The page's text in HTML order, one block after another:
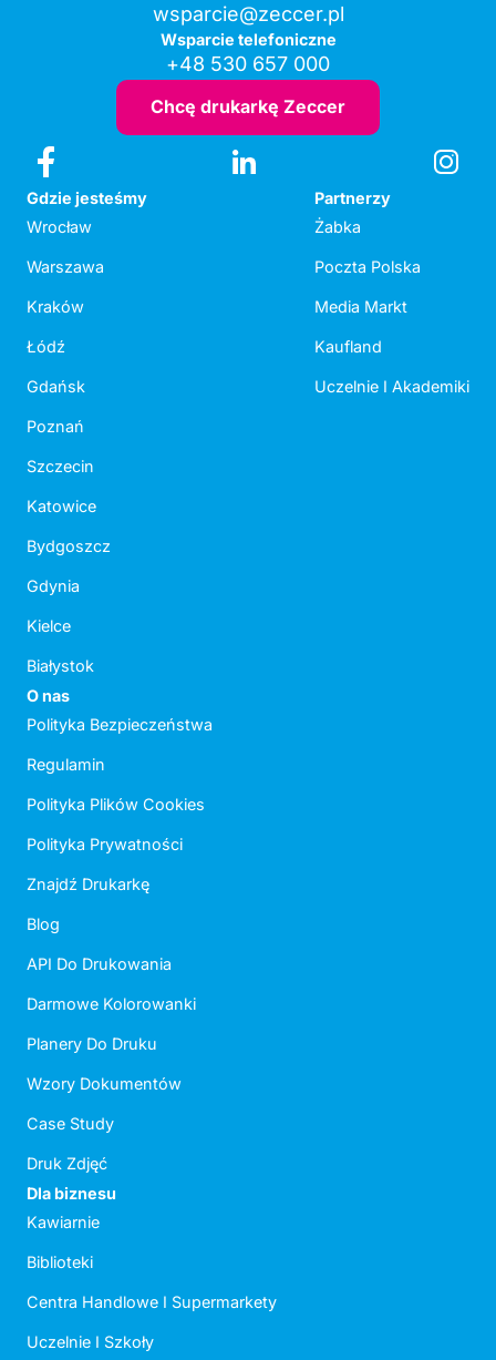
wsparcie@zeccer.pl
Wsparcie telefoniczne
+48 530 657 000
Chcę drukarkę Zeccer
Gdzie jesteśmy
Wrocław
Warszawa
Kraków
Łódź
Gdańsk
Poznań
Szczecin
Katowice
Bydgoszcz
Gdynia
Kielce
Białystok
Partnerzy
Żabka
Poczta Polska
Media Markt
Kaufland
Uczelnie I Akademiki
O nas
Polityka Bezpieczeństwa
Regulamin
Polityka Plików Cookies
Polityka Prywatności
Znajdź Drukarkę
Blog
API Do Drukowania
Darmowe Kolorowanki
Planery Do Druku
Wzory Dokumentów
Case Study
Druk Zdjęć
Dla biznesu
Kawiarnie
Biblioteki
Centra Handlowe I Supermarkety
Uczelnie I Szkoły